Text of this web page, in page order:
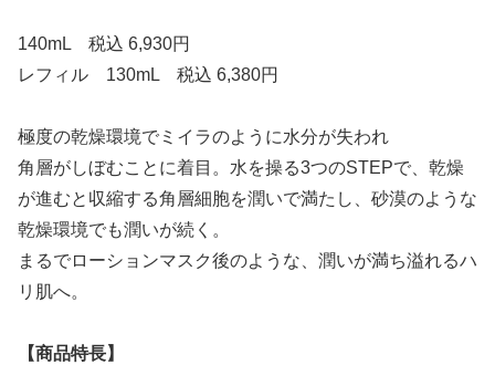
140mL 税込 6,930円
レフィル 130mL 税込 6,380円
極度の乾燥環境でミイラのように水分が失われ
角層がしぼむことに着目。水を操る3つのSTEPで、乾燥
が進むと収縮する角層細胞を潤いで満たし、砂漠のような
乾燥環境でも潤いが続く。
まるでローションマスク後のような、潤いが満ち溢れるハ
リ肌へ。
【商品特長】